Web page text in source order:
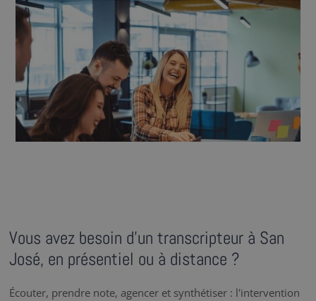
Vous avez besoin d’un transcripteur à San
José, en présentiel ou à distance ?
Écouter, prendre note, agencer et synthétiser : l'intervention